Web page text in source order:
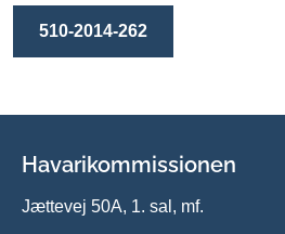
510-2014-262
Havarikommissionen
Jættevej 50A, 1. sal, mf.